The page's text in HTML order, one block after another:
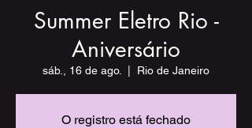
Summer Eletro Rio -
Aniversário
sáb., 16 de ago. Rio de Janeiro
O registro está fechado